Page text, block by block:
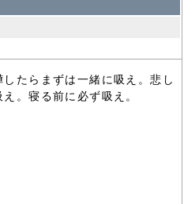
たらまずは一緒に吸え。悲し
。寝る前に必ず吸え。